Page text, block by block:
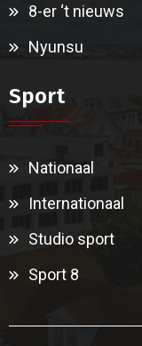
8-er ‘t nieuws
Nyunsu
Sport
Nationaal
Internationaal
Studio sport
Sport 8